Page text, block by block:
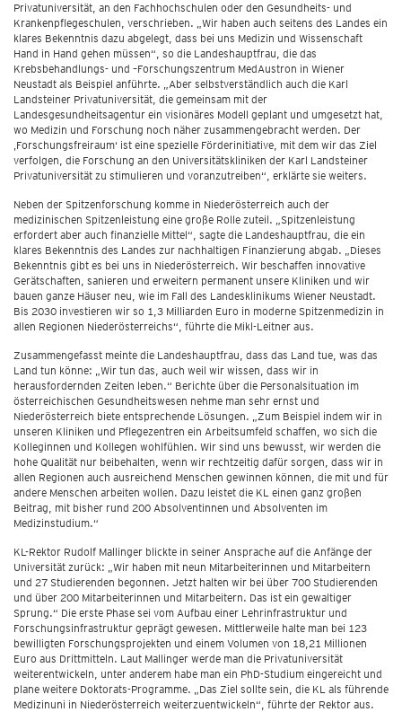
Privatuniversität, an den Fachhochschulen oder den Gesundheits- und
Krankenpflegeschulen, verschrieben. „Wir haben auch seitens des Landes ein
klares Bekenntnis dazu abgelegt, dass bei uns Medizin und Wissenschaft
Hand in Hand gehen müssen“, so die Landeshauptfrau, die das
Krebsbehandlungs- und –Forschungszentrum MedAustron in Wiener
Neustadt als Beispiel anführte. „Aber selbstverständlich auch die Karl
Landsteiner Privatuniversität, die gemeinsam mit der
Landesgesundheitsagentur ein visionäres Modell geplant und umgesetzt hat,
wo Medizin und Forschung noch näher zusammengebracht werden. Der
‚Forschungsfreiraum‘ ist eine spezielle Förderinitiative, mit dem wir das Ziel
verfolgen, die Forschung an den Universitätskliniken der Karl Landsteiner
Privatuniversität zu stimulieren und voranzutreiben“, erklärte sie weiters.
Neben der Spitzenforschung komme in Niederösterreich auch der
medizinischen Spitzenleistung eine große Rolle zuteil. „Spitzenleistung
erfordert aber auch finanzielle Mittel“, sagte die Landeshauptfrau, die ein
klares Bekenntnis des Landes zur nachhaltigen Finanzierung abgab. „Dieses
Bekenntnis gibt es bei uns in Niederösterreich. Wir beschaffen innovative
Gerätschaften, sanieren und erweitern permanent unsere Kliniken und wir
bauen ganze Häuser neu, wie im Fall des Landesklinikums Wiener Neustadt.
Bis 2030 investieren wir so 1,3 Milliarden Euro in moderne Spitzenmedizin in
allen Regionen Niederösterreichs“, führte die Mikl-Leitner aus.
Zusammengefasst meinte die Landeshauptfrau, dass das Land tue, was das
Land tun könne: „Wir tun das, auch weil wir wissen, dass wir in
herausfordernden Zeiten leben.“ Berichte über die Personalsituation im
österreichischen Gesundheitswesen nehme man sehr ernst und
Niederösterreich biete entsprechende Lösungen. „Zum Beispiel indem wir in
unseren Kliniken und Pflegezentren ein Arbeitsumfeld schaffen, wo sich die
Kolleginnen und Kollegen wohlfühlen. Wir sind uns bewusst, wir werden die
hohe Qualität nur beibehalten, wenn wir rechtzeitig dafür sorgen, dass wir in
allen Regionen auch ausreichend Menschen gewinnen können, die mit und für
andere Menschen arbeiten wollen. Dazu leistet die KL einen ganz großen
Beitrag, mit bisher rund 200 Absolventinnen und Absolventen im
Medizinstudium.“
KL-Rektor Rudolf Mallinger blickte in seiner Ansprache auf die Anfänge der
Universität zurück: „Wir haben mit neun Mitarbeiterinnen und Mitarbeitern
und 27 Studierenden begonnen. Jetzt halten wir bei über 700 Studierenden
und über 200 Mitarbeiterinnen und Mitarbeitern. Das ist ein gewaltiger
Sprung.“ Die erste Phase sei vom Aufbau einer Lehrinfrastruktur und
Forschungsinfrastruktur geprägt gewesen. Mittlerweile halte man bei 123
bewilligten Forschungsprojekten und einem Volumen von 18,21 Millionen
Euro aus Drittmitteln. Laut Mallinger werde man die Privatuniversität
weiterentwickeln, unter anderem habe man ein PhD-Studium eingereicht und
plane weitere Doktorats-Programme. „Das Ziel sollte sein, die KL als führende
Medizinuni in Niederösterreich weiterzuentwickeln“, führte der Rektor aus.